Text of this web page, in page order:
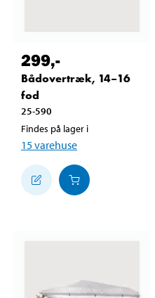
299,-
Bådovertræk, 14–16
fod
25-590
Findes på lager i
15varehuse